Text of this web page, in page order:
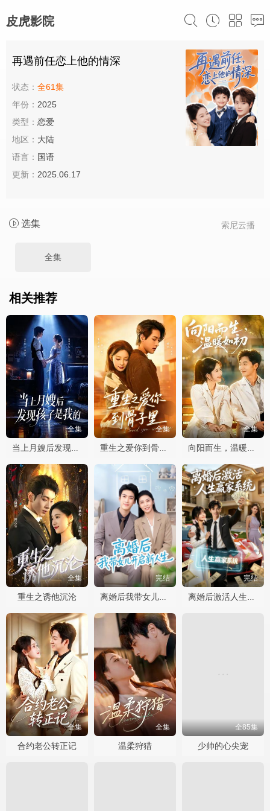
皮虎影院
再遇前任恋上他的情深
状态： 全61集
年份： 2025
类型： 恋爱
地区： 大陆
语言： 国语
更新： 2025.06.17
索尼云播
选集
全集
相关推荐
全集
当上月嫂后发现孩子是我的
全集
重生之爱你到骨子里
全集
向阳而生，温暖如初
全集
重生之诱他沉沦
完结
离婚后我带女儿开启新人生
完结
离婚后激活人生赢家系统
全集
合约老公转正记
全集
温柔狩猎
全85集
少帅的心尖宠